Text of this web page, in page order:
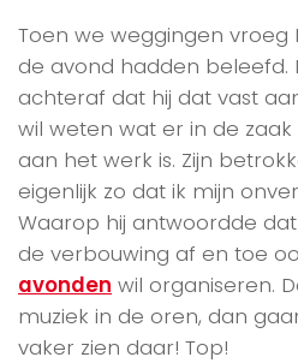
Toen we weggingen vroeg
de avond hadden beleefd.
achteraf dat hij dat vast
wil weten wat er in de
aan het werk is. Zijn
eigenlijk zo dat ik mijn
Waarop hij antwoordde
de verbouwing af en toe
avonden wil organiseren.
muziek in de oren, dan
vaker zien daar! Top!